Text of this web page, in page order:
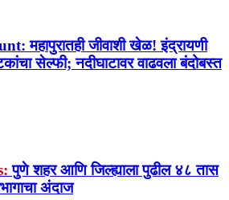
महापुरातही जीवाशी खेळ! इंद्रायणी
सेल्फी; नदीघाटावर वाढवला बंदोबस्त
पुणे शहर आणि जिल्ह्याला पुढील ४८ तास
अंदाज